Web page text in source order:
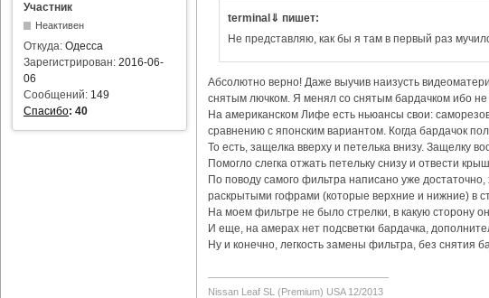
Участник
Неактивен
Откуда: Одесса
Зарегистрирован: 2016-06-
06
Сообщений: 149
Спасибо: 40
terminal⇓ пишет:
Не представляю, как бы я там в первый раз
Абсолютно верно! Даже выучив наизусть
снятым лючком. Я менял со снятым бардачком ибо не
На американском Лифе есть ньюансы свои:
сравнению с японским вариантом. Когда бардачок
То есть, защелка вверху и петелька внизу. Защелку
Помогло слегка отжать петельку снизу и отвести
По поводу самого фильтра написано уже
раскрытыми гофрами (которые верхние и нижние) в
На моем фильтре не было стрелки, в какую сторону
И еще, на амерах нет подсветки бардачка,
Ну и конечно, легкость замены фильтра, без снятия
Nissan Leaf SL (Premium) USA 12/2013